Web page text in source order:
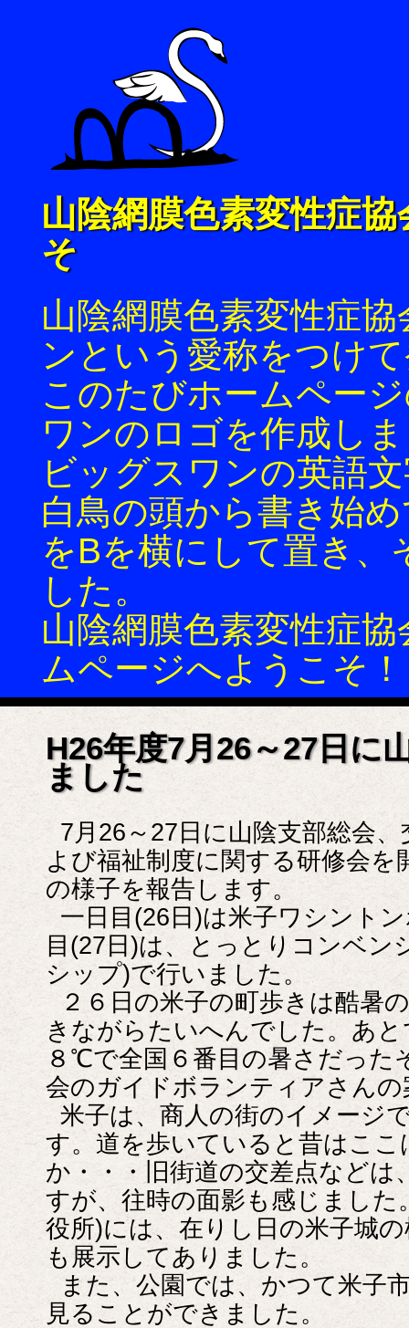
山陰網膜色素変性症
そ
山陰網膜色素変性症
ンという愛称をつけ
このたびホームペー
ワンのロゴを作成し
ビッグスワンの英語
白鳥の頭から書き始
をBを横にして置き、
した。
山陰網膜色素変性症
ムページへようこそ
H26年度7月26～27日に
ました
7月26～27日に山陰支部総会
よび福祉制度に関する研修会
の様子を報告します。
一日目(26日)は米子ワシント
目(27日)は、とっとりコンベン
シップ)で行いました。
２６日の米子の町歩きは酷暑
きながらたいへんでした。あ
８℃で全国６番目の暑さだった
会のガイドボランティアさん
米子は、商人の街のイメージ
す。道を歩いていると昔はこ
か・・・旧街道の交差点などは
すが、往時の面影も感じました
役所)には、在りし日の米子城
も展示してありました。
また、公園では、かつて米子
見ることができました。